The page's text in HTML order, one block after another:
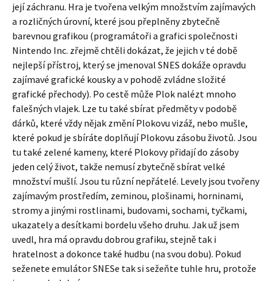
její záchranu. Hra je tvořena velkým množstvím zajímavých
a rozličných úrovní, které jsou přeplněny zbytečně
barevnou grafikou (programátoři a grafici společnosti
Nintendo Inc. zřejmě chtěli dokázat, že jejich v té době
nejlepší přístroj, který se jmenoval SNES dokáže opravdu
zajímavé grafické kousky a v pohodě zvládne složité
grafické přechody). Po cestě může Plok nalézt mnoho
falešných vlajek. Lze tu také sbírat předměty v podobě
dárků, které vždy nějak změní Plokovu vizáž, nebo mušle,
které pokud je sbíráte doplňují Plokovu zásobu životů. Jsou
tu také zelené kameny, které Plokovy přidají do zásoby
jeden celý život, takže nemusí zbytečně sbírat velké
množství mušlí. Jsou tu různí nepřátelé. Levely jsou tvořeny
zajímavým prostředím, zeminou, plošinami, horninami,
stromy a jinými rostlinami, budovami, sochami, tyčkami,
ukazately a desítkami bordelu všeho druhu. Jak už jsem
uvedl, hra má opravdu dobrou grafiku, stejně tak i
hratelnost a dokonce také hudbu (na svou dobu). Pokud
seženete emulátor SNESe tak si sežeňte tuhle hru, protože